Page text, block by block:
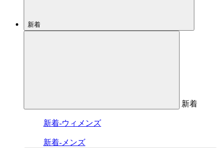
新着
新着
新着-ウィメンズ
新着-メンズ